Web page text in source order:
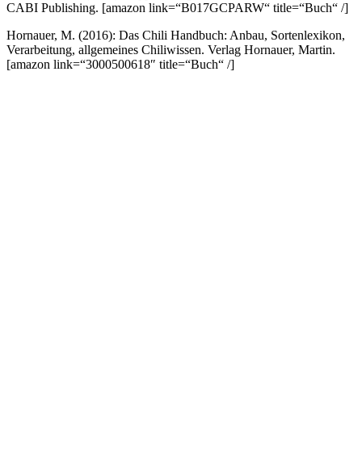
CABI Publishing. [amazon link=“B017GCPARW“ title=“Buch“ /]
Hornauer, M. (2016): Das Chili Handbuch: Anbau, Sortenlexikon,
Verarbeitung, allgemeines Chiliwissen. Verlag Hornauer, Martin.
[amazon link=“3000500618″ title=“Buch“ /]